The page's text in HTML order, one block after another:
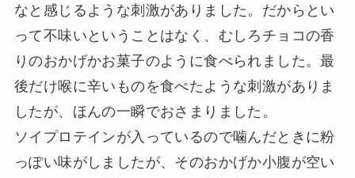
なと感じるような刺激がありました。だからとい
って不味いということはなく、むしろチョコの香
りのおかげかお菓子のように食べられました。最
後だけ喉に辛いものを食べたような刺激がありま
したが、ほんの一瞬でおさまりました。
ソイプロテインが入っているので噛んだときに粉
っぽい味がしましたが、そのおかげか小腹が空い